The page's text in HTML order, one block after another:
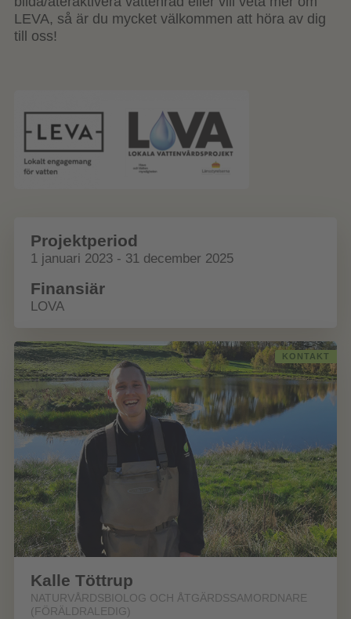
LEVA, så är du mycket välkommen att höra av dig
till oss!
Projektperiod
1 januari 2023 - 31 december 2025
Finansiär
LOVA
KONTAKT
Kalle Töttrup
NATURVÅRDSBIOLOG OCH ÅTGÄRDSSAMORDNARE
(FÖRÄLDRALEDIG)